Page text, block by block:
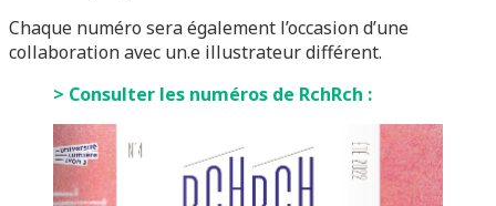
Chaque numéro sera également l’occasion d’une
collaboration avec un.e illustrateur différent.
> Consulter les numéros de RchRch :